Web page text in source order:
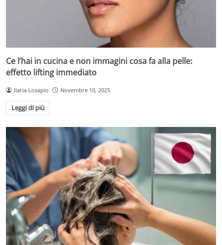
Ce l’hai in cucina e non immagini cosa fa alla pelle:
effetto lifting immediato
Ilaria Losapio Novembre 10, 2025
Leggi di più